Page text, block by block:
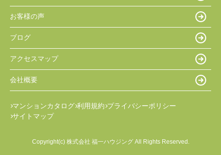
お客様の声
ブログ
アクセスマップ
会社概要
マンションカタログ 利用規約 プライバシーポリシー
サイトマップ
Copyright(c) 株式会社 福一ハウジング All Rights Reserved.